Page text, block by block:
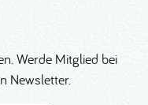
Werde Mitglied bei
Newsletter.